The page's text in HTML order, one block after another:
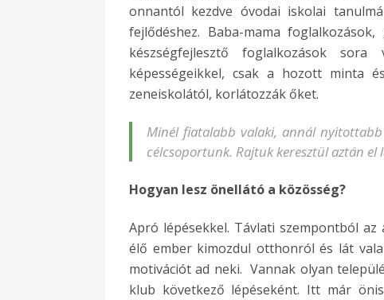
onnantól kezdve óvodai iskolai
fejlődéshez. Baba-mama
készségfejlesztő foglalkozások
képességeikkel, csak a hozott minta
zeneiskolától, korlátozzák őket.
Minél fiatalabb valaki, annál
célcsoportunk. Rajtuk keresztül aztán el
Hogyan lesz önellátó a közösség?
Apró lépésekkel. Távlati szempontból
élő ember kimozdul otthonról és lát
motivációt ad neki. Vannak olyan
klub következő lépéseként. Itt már